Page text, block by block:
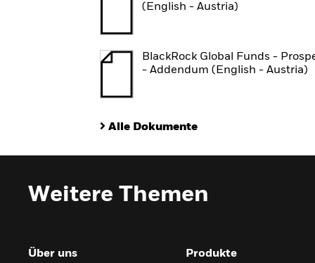
(English - Austria)
BlackRock Global Funds -
- Addendum (English - Austria)
Alle Dokumente
Weitere Themen
Über uns Produkte